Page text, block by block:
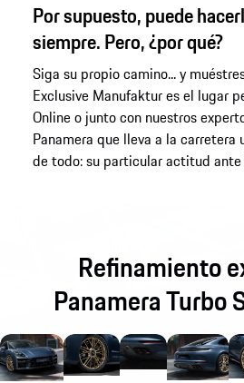
Por supuesto, puede
siempre. Pero, ¿por qué?
Siga su propio camino... y
Exclusive Manufaktur es el lugar
Online o junto con nuestros
Panamera que lleva a la carretera
de todo: su particular actitud ante
Refinamiento
Panamera Turbo